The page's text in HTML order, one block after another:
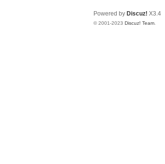
Powered by Discuz! X3.4
© 2001-2023 Discuz! Team